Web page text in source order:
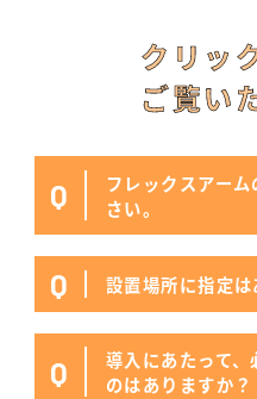
クリッ
ご覧い
Q
フレックスアー
さい。
Q 設置場所に指定は
Q
導入にあたって
のはありますか？